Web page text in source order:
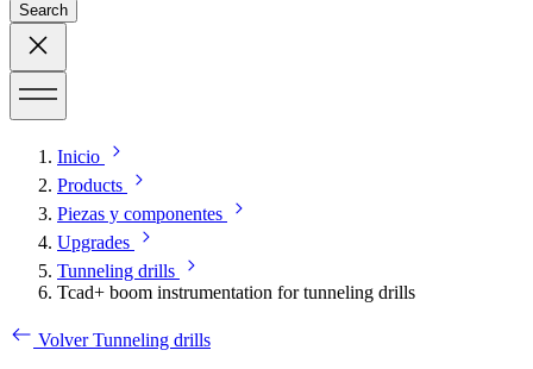
Search
Inicio
Products
Piezas y componentes
Upgrades
Tunneling drills
Tcad+ boom instrumentation for tunneling drills
Volver Tunneling drills